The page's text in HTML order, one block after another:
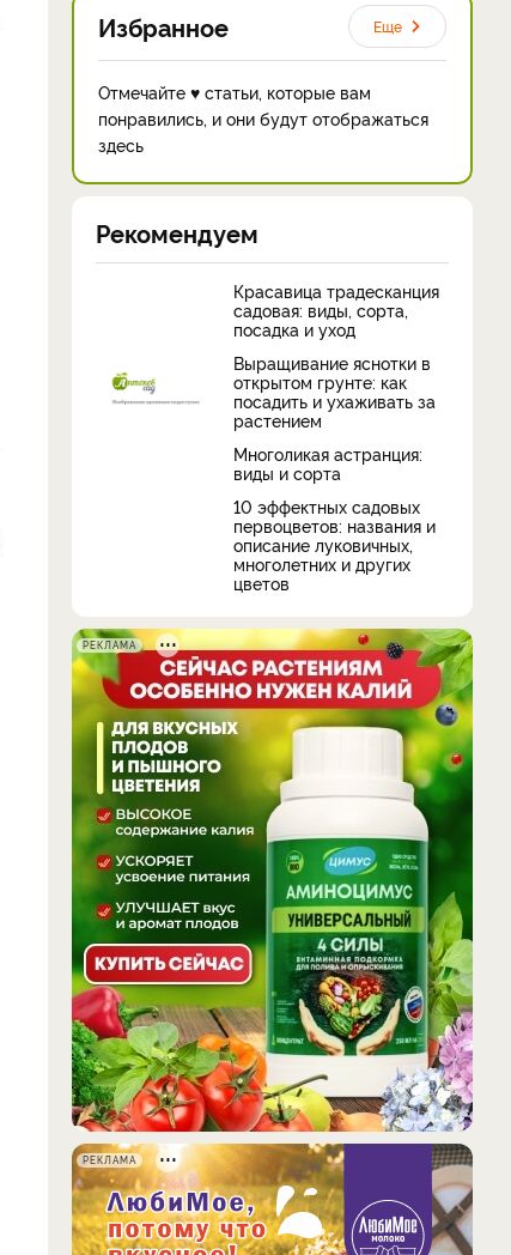
Избранное Еще
Отмечайте ♥ статьи, которые вам
понравились, и они будут отображаться
здесь
Рекомендуем
Красавица традесканция
садовая: виды, сорта,
посадка и уход
Выращивание яснотки в
открытом грунте: как
посадить и ухаживать за
растением
Многоликая астранция:
виды и сорта
10 эффектных садовых
первоцветов: названия и
описание луковичных,
многолетних и других
цветов
РЕКЛАМА
РЕКЛАМА